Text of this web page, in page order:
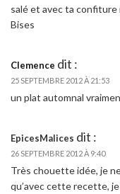
salé et avec ta confiture
Bises
Clemence dit :
25 SEPTEMBRE 2012 À 21:53
un plat automnal
EpicesMalices dit :
26 SEPTEMBRE 2012 À 9:40
Très chouette idée, je
qu’avec cette recette, je